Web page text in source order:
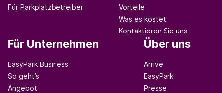
Für Parkplatzbetreiber
Vorteile
Was es kostet
Kontaktieren Sie uns
Für Unternehmen
EasyPark Business
So geht’s
Angebot
Über uns
Arrive
EasyPark
Presse